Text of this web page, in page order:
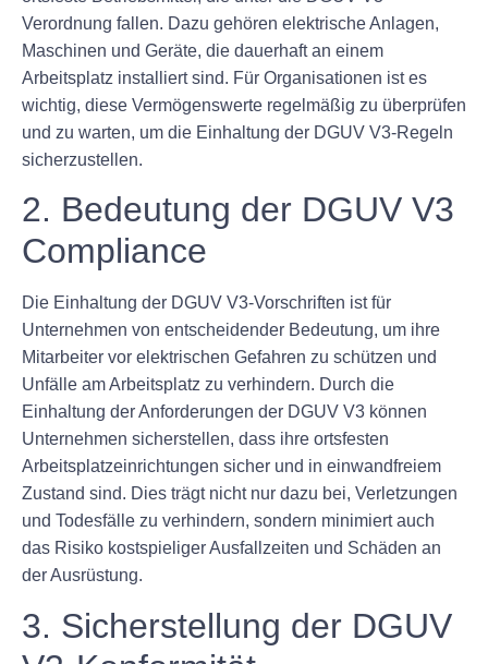
Verordnung fallen. Dazu gehören elektrische Anlagen,
Maschinen und Geräte, die dauerhaft an einem
Arbeitsplatz installiert sind. Für Organisationen ist es
wichtig, diese Vermögenswerte regelmäßig zu überprüfen
und zu warten, um die Einhaltung der DGUV V3-Regeln
sicherzustellen.
2. Bedeutung der DGUV V3
Compliance
Die Einhaltung der DGUV V3-Vorschriften ist für
Unternehmen von entscheidender Bedeutung, um ihre
Mitarbeiter vor elektrischen Gefahren zu schützen und
Unfälle am Arbeitsplatz zu verhindern. Durch die
Einhaltung der Anforderungen der DGUV V3 können
Unternehmen sicherstellen, dass ihre ortsfesten
Arbeitsplatzeinrichtungen sicher und in einwandfreiem
Zustand sind. Dies trägt nicht nur dazu bei, Verletzungen
und Todesfälle zu verhindern, sondern minimiert auch
das Risiko kostspieliger Ausfallzeiten und Schäden an
der Ausrüstung.
3. Sicherstellung der DGUV